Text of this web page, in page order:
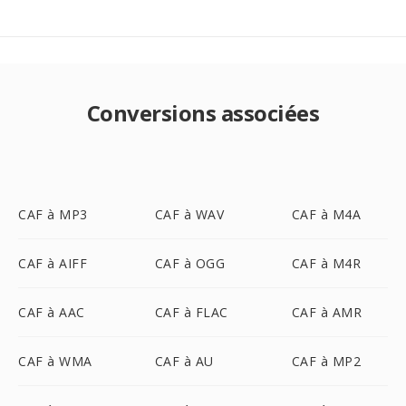
Conversions associées
CAF à MP3 CAF à WAV CAF à M4A
CAF à AIFF CAF à OGG CAF à M4R
CAF à AAC CAF à FLAC CAF à AMR
CAF à WMA CAF à AU CAF à MP2